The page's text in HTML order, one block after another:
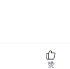
赞